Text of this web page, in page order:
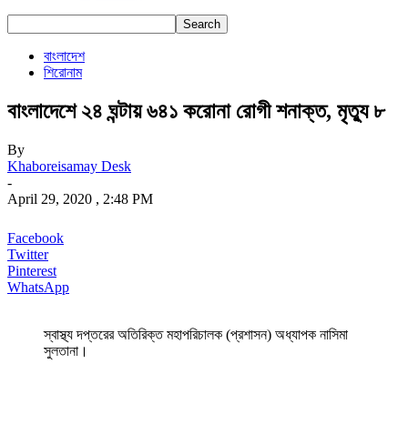
বাংলাদেশ
শিরোনাম
বাংলাদেশে ২৪ ঘন্টায় ৬৪১ করোনা রোগী শনাক্ত, মৃত্যু ৮
By
Khaboreisamay Desk
-
April 29, 2020 , 2:48 PM
Facebook
Twitter
Pinterest
WhatsApp
স্বাস্থ্য দপ্তরের অতিরিক্ত মহাপরিচালক (প্রশাসন) অধ্যাপক নাসিমা
সুলতানা।